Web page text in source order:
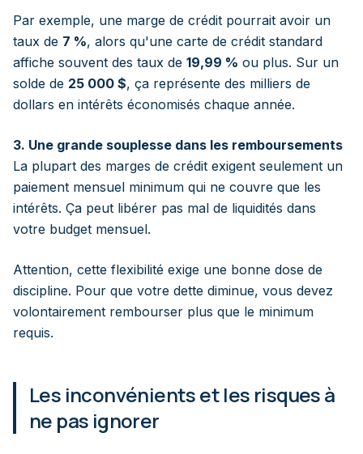
Par exemple, une marge de crédit pourrait avoir un
taux de 7 %, alors qu'une carte de crédit standard
affiche souvent des taux de 19,99 % ou plus. Sur un
solde de 25 000 $, ça représente des milliers de
dollars en intérêts économisés chaque année.
3. Une grande souplesse dans les remboursements
La plupart des marges de crédit exigent seulement un
paiement mensuel minimum qui ne couvre que les
intérêts. Ça peut libérer pas mal de liquidités dans
votre budget mensuel.
Attention, cette flexibilité exige une bonne dose de
discipline. Pour que votre dette diminue, vous devez
volontairement rembourser plus que le minimum
requis.
Les inconvénients et les risques à
ne pas ignorer